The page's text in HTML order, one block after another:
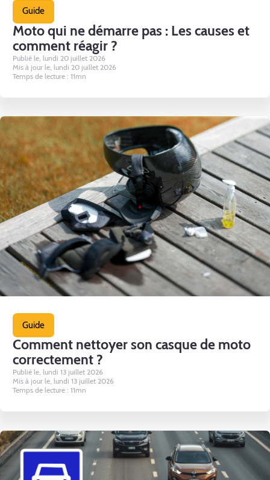
Guide
Moto qui ne démarre pas : Les causes et
comment réagir ?
Publié le, lundi 20 juillet 2026
Mis à jour le, lundi 20 juillet 2026
Temps de lecture : 11mn
Guide
Comment nettoyer son casque de moto
correctement ?
Publié le, lundi 13 juillet 2026
Mis à jour le, lundi 13 juillet 2026
Temps de lecture : 11mn